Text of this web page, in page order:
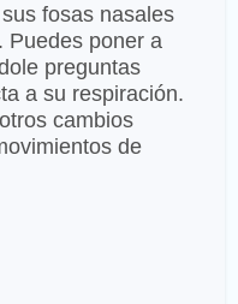
fosas nasales
Puedes poner a
preguntas
a su respiración.
cambios
de